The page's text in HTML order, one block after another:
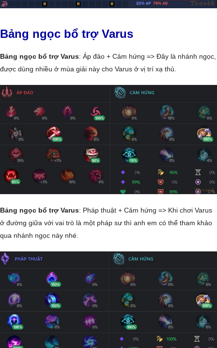
Bảng ngọc bổ trợ Varus
Bảng ngọc bổ trợ Varus: Áp đảo + Cảm hứng => Đây là nhánh ngọc,
được dùng nhiều ở mùa giải này cho Varus ở vị trí xạ thủ.
Bảng ngọc bổ trợ Varus: Pháp thuật + Cảm hứng => Khi chơi Varus
ở đường giữa với vai trò là một pháp sư thì anh em có thể tham khảo
qua nhánh ngọc này nhé.